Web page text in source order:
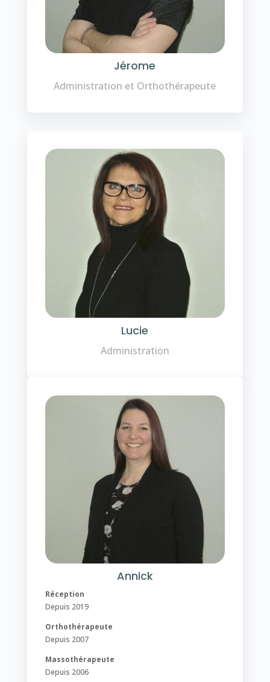
Jérome
Administration et Orthothérapeute
Lucie
Administration
Annick
Réception
Depuis 2019
Orthothérapeute
Depuis 2007
Massothérapeute
Depuis 2006